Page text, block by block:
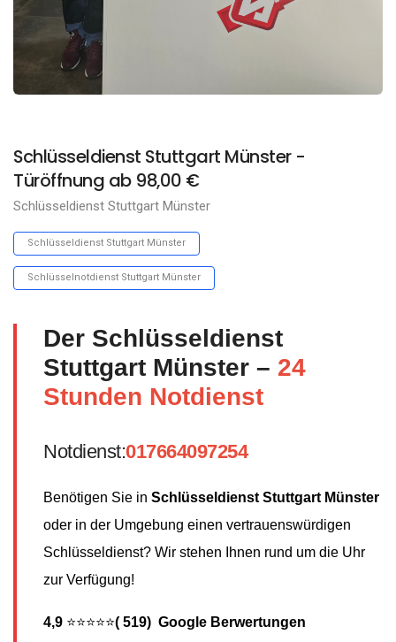
Schlüsseldienst Stuttgart Münster -
Türöffnung ab 98,00 €
Schlüsseldienst Stuttgart Münster
Schlüsseldienst Stuttgart Münster
Schlüsselnotdienst Stuttgart Münster
Der Schlüsseldienst
Stuttgart Münster – 24
Stunden Notdienst
Notdienst:017664097254
Benötigen Sie in Schlüsseldienst Stuttgart Münster
oder in der Umgebung einen vertrauenswürdigen
Schlüsseldienst? Wir stehen Ihnen rund um die Uhr
zur Verfügung!
4,9 ⭐⭐⭐⭐⭐( 519) Google Berwertungen